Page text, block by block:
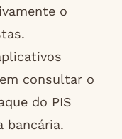
o
consultar o
do PIS
bancária.